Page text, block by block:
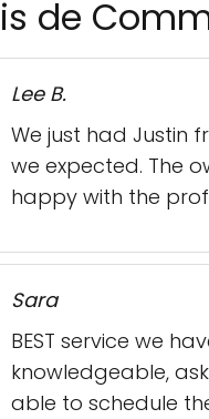
de
Lee B.
We just had Justin
we expected. The
happy with the
Sara
BEST service we
knowledgeable,
able to schedule